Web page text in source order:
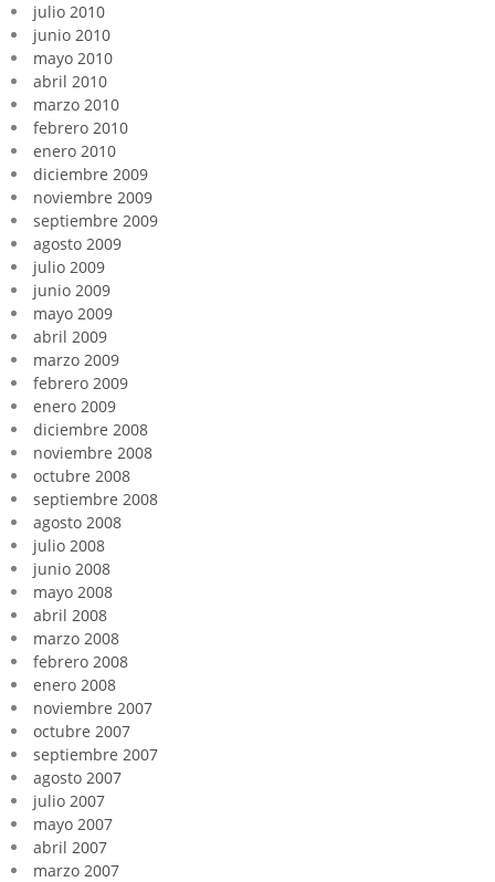
julio 2010
junio 2010
mayo 2010
abril 2010
marzo 2010
febrero 2010
enero 2010
diciembre 2009
noviembre 2009
septiembre 2009
agosto 2009
julio 2009
junio 2009
mayo 2009
abril 2009
marzo 2009
febrero 2009
enero 2009
diciembre 2008
noviembre 2008
octubre 2008
septiembre 2008
agosto 2008
julio 2008
junio 2008
mayo 2008
abril 2008
marzo 2008
febrero 2008
enero 2008
noviembre 2007
octubre 2007
septiembre 2007
agosto 2007
julio 2007
mayo 2007
abril 2007
marzo 2007